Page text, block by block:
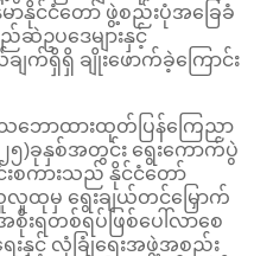
မာနိုင်ငံတော် ဖွဲ့စည်းပုံအခြေခံ
ဆဲဥပဒေများနှင့်
ျက်ရှိရှိ ချိုးဖောက်ခဲ့ကြောင်း
သဘောထားထုတ်ပြန်ကြေညာ
၅)ခုနှစ်အတွင်း ရွေးကောက်ပွဲ
စကားသည် နိုင်ငံတော်
မှ ရွေးချယ်တင်မြှောက်
းရတစ်ရပ်ဖြစ်ပေါ်လာစေ
းနှင့် လုံခြုံရေးအဖွဲ့အစည်း